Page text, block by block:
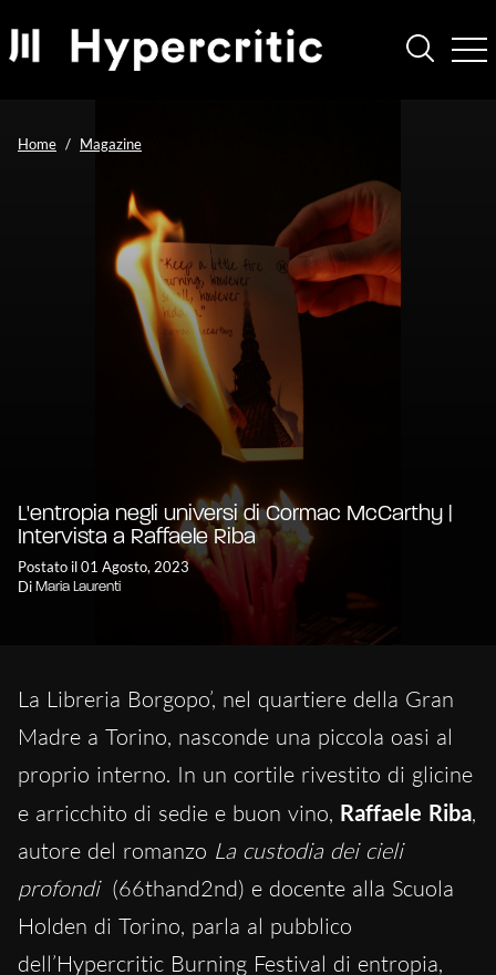
Home Magazine
L'entropia negli universi di Cormac McCarthy |
Intervista a Raffaele Riba
Postato il 01 Agosto, 2023
Di Maria Laurenti
La Libreria Borgopo’, nel quartiere della Gran
Madre a Torino, nasconde una piccola oasi al
proprio interno. In un cortile rivestito di glicine
e arricchito di sedie e buon vino, Raffaele Riba,
autore del romanzo La custodia dei cieli
profondi (66thand2nd) e docente alla Scuola
Holden di Torino, parla al pubblico
dell’Hypercritic Burning Festival di entropia,